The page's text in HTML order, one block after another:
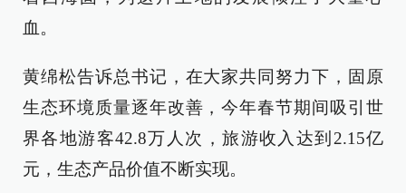
血。
黄绵松告诉总书记，在大家共同努力下，固原
生态环境质量逐年改善，今年春节期间吸引世
界各地游客42.8万人次，旅游收入达到2.15亿
元，生态产品价值不断实现。